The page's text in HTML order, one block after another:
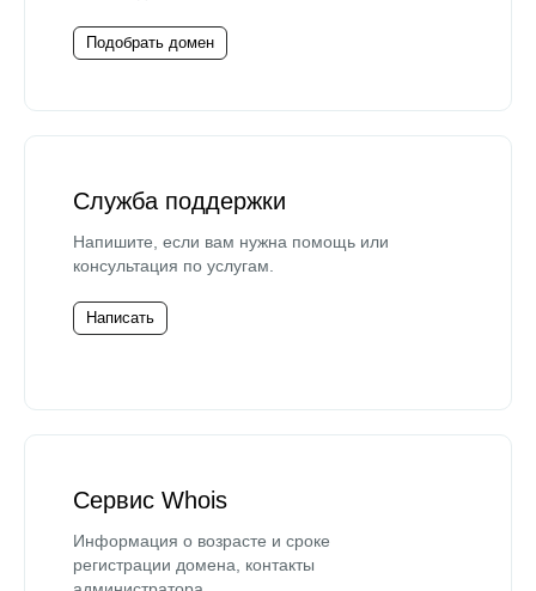
Подобрать домен
Служба поддержки
Напишите, если вам нужна помощь или
консультация по услугам.
Написать
Сервис Whois
Информация о возрасте и сроке
регистрации домена, контакты